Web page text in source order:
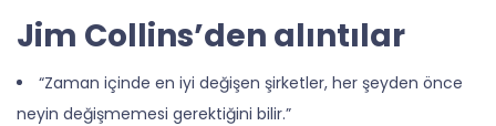
Jim Collins’den alıntılar
“Zaman içinde en iyi değişen şirketler, her şeyden önce
neyin değişmemesi gerektiğini bilir.”